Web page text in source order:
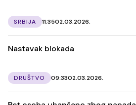
SRBIJA 11:3502.03.2026.
Nastavak blokada
DRUŠTVO 09:3302.03.2026.